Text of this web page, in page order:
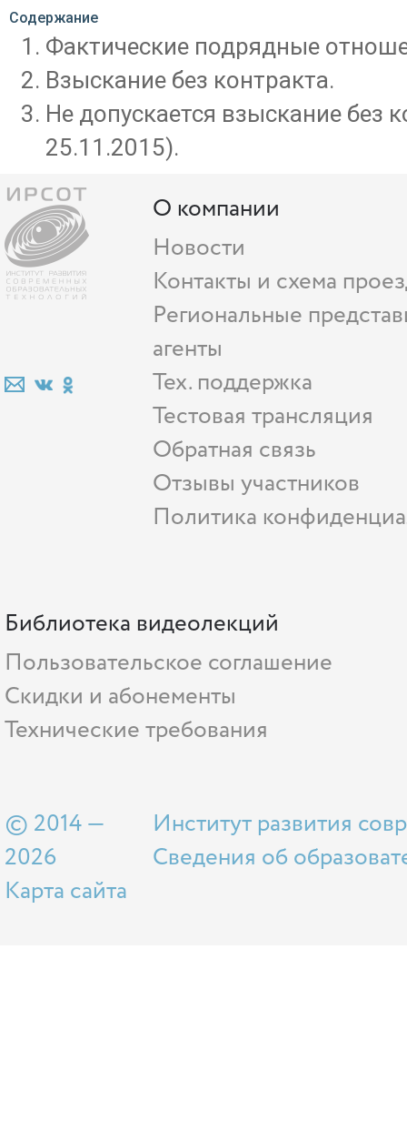
Содержание
Фактические подрядные
Взыскание без контракта.
Не допускается взыскание
25.11.2015).
О компании
Новости
Контакты и схема
Региональные
агенты
Тех. поддержка
Тестовая трансляция
Обратная связь
Отзывы участников
Политика
Библиотека видеолекций
Пользовательское соглашение
Скидки и абонементы
Технические требования
© 2014 —
2026
Карта сайта
Институт развития
Сведения об